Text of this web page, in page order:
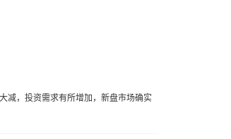
减，投资需求有所增加，新盘市场确实